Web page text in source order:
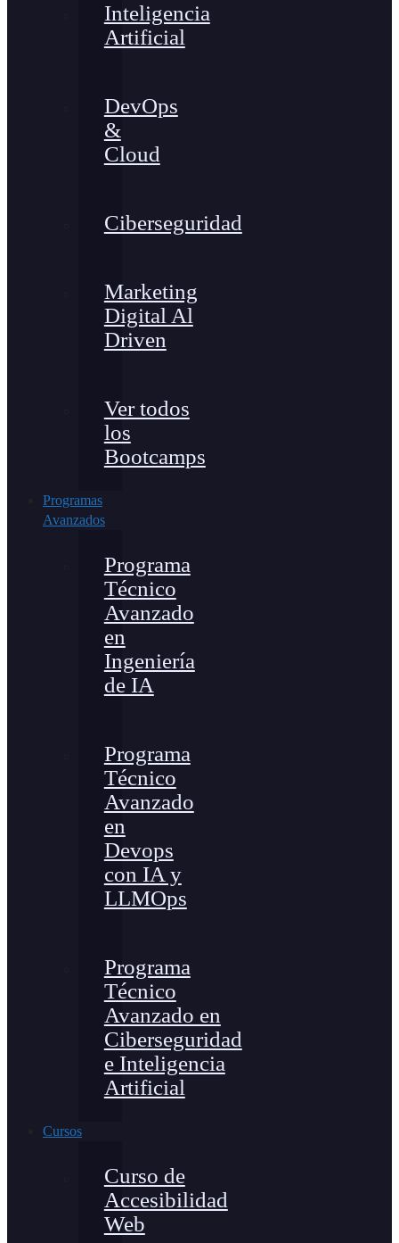
Inteligencia
Artificial
DevOps
&
Cloud
Ciberseguridad
Marketing
Digital Al
Driven
Ver todos
los
Bootcamps
Programas
Avanzados
Programa
Técnico
Avanzado
en
Ingeniería
de IA
Programa
Técnico
Avanzado
en
Devops
con IA y
LLMOps
Programa
Técnico
Avanzado en
Ciberseguridad
e Inteligencia
Artificial
Cursos
Curso de
Accesibilidad
Web